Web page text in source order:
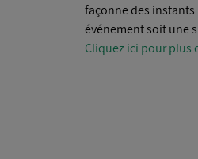
façonne des
événement soit une
Cliquez ici pour